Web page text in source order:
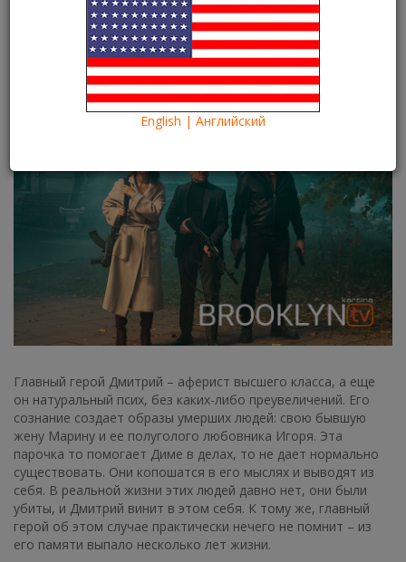
О сериале «Вне себя»:
смотрите на Kartina TV
09.12.2021 Kartina TV Brooklyn 4689
Что посмотреть? What to see?
Главный герой Дмитрий – аферист высшего класса, а еще
он натуральный псих, без каких-либо преувеличений. Его
сознание создает образы умерших людей: свою бывшую
жену Марину и ее полуголого любовника Игоря. Эта
парочка то помогает Диме в делах, то не дает нормально
существовать. Они копошатся в его мыслях и выводят из
себя. В реальной жизни этих людей давно нет, они были
убиты, и Дмитрий винит в этом себя. К тому же, главный
герой об этом случае практически нечего не помнит – из
его памяти выпало несколько лет жизни.
English | Английский